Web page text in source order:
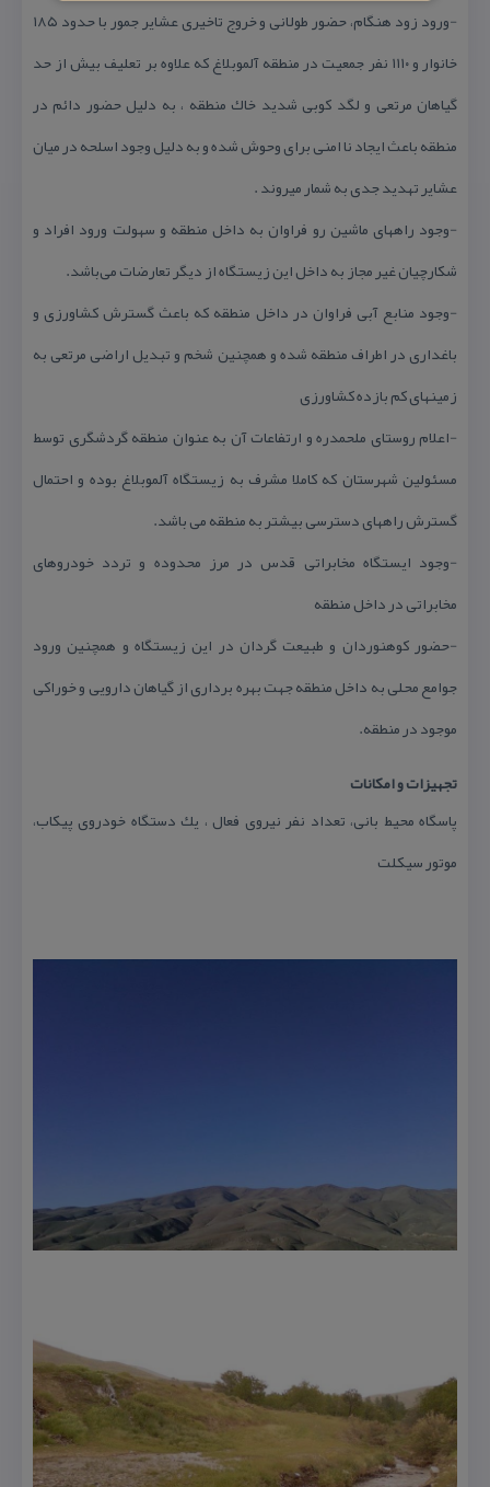
-ورود زود هنگام، حضور طولانی و خروج تاخیری عشایر جمور با حدود ۱۸۵
خانوار و ۱۱۱۰ نفر جمعیت در منطقه آلموبلاغ كه علاوه بر تعلیف بیش از حد
گیاهان مرتعی و لگد كوبی شدید خاك منطقه ، به دلیل حضور دائم در
منطقه باعث ایجاد نا امنی برای وحوش شده و به دلیل وجود اسلحه در میان
عشایر تهدید جدی به شمار میروند .
-وجود راههای ماشین رو فراوان به داخل منطقه و سهولت ورود افراد و
شكارچیان غیر مجاز به داخل این زیستگاه از دیگر تعارضات می‌باشد.
-وجود منابع آبی فراوان در داخل منطقه كه باعث گسترش كشاورزی و
باغداری در اطراف منطقه شده و همچنین شخم و تبدیل اراضی مرتعی به
زمینهای كم بازده كشاورزی
-اعلام روستای ملحمدره و ارتفاعات آن به عنوان منطقه گردشگری توسط
مسئولین شهرستان كه كاملا مشرف به زیستگاه آلموبلاغ بوده و احتمال
گسترش راههای دسترسی بیشتر به منطقه می باشد.
-وجود ایستگاه مخابراتی قدس در مرز محدوده و تردد خودروهای
مخابراتی در داخل منطقه
-حضور كوهنوردان و طبیعت گردان در این زیستگاه و همچنین ورود
جوامع محلی به داخل منطقه جهت بهره برداری از گیاهان دارویی و خوراكی
موجود در منطقه.
تجهیزات و امكانات
پاسگاه محیط بانی، تعداد نفر نیروی فعال ، یك دستگاه خودروی پیكاب،
موتور سیكلت